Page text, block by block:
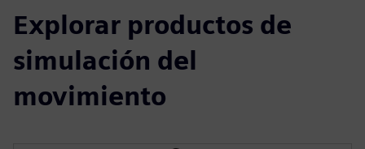
Explorar productos de
simulación del
movimiento